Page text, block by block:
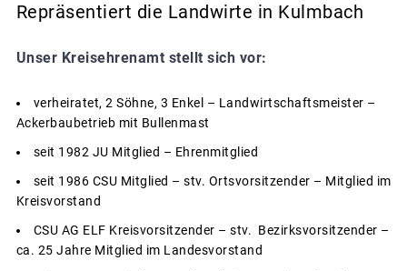
Repräsentiert die Landwirte in Kulmbach
Unser Kreisehrenamt stellt sich vor:
verheiratet, 2 Söhne, 3 Enkel – Landwirtschaftsmeister –
Ackerbaubetrieb mit Bullenmast
seit 1982 JU Mitglied – Ehrenmitglied
seit 1986 CSU Mitglied – stv. Ortsvorsitzender – Mitglied im
Kreisvorstand
CSU AG ELF Kreisvorsitzender – stv. Bezirksvorsitzender –
ca. 25 Jahre Mitglied im Landesvorstand